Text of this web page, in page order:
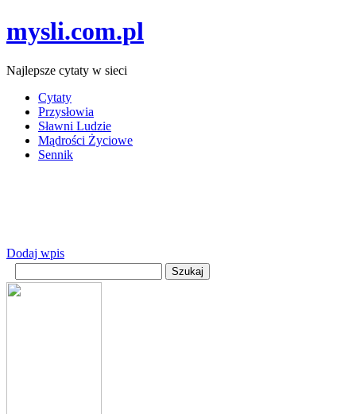
mysli.com.pl
Najlepsze cytaty w sieci
Cytaty
Przysłowia
Sławni Ludzie
Mądrości Życiowe
Sennik
Dodaj wpis